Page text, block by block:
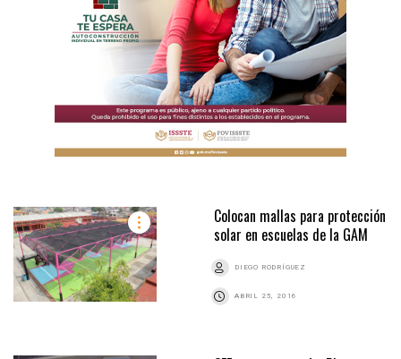
Colocan mallas para protección
solar en escuelas de la GAM
DIEGO RODRÍGUEZ
ABRIL 25, 2016